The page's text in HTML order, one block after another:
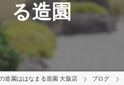
る造園
造園ははなまる造園 大阪店 ブログ